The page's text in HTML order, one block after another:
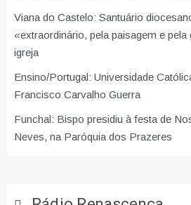
Viana do Castelo: Santuário
«extraordinário, pela paisagem e pela
igreja
Ensino/Portugal: Universidade
Francisco Carvalho Guerra
Funchal: Bispo presidiu à festa de
Neves, na Paróquia dos Prazeres